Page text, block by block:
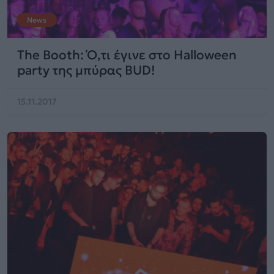
News
The Booth: Ό,τι έγινε στο Halloween
party της μπύρας BUD!
15.11.2017